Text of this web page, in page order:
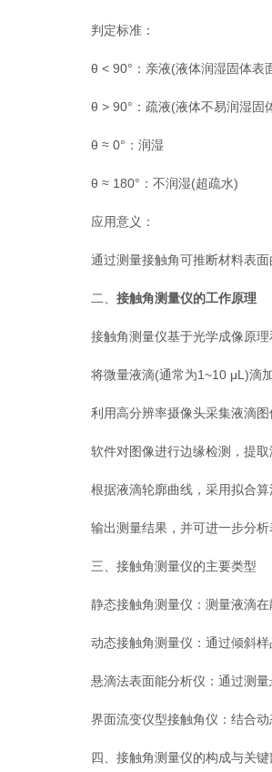
判定标准：
θ < 90°：亲液(液体润湿固体表
θ > 90°：疏液(液体不易润湿固
θ ≈ 0°：润湿
θ ≈ 180°：不润湿(超疏水)
应用意义：
通过测量接触角可推断材料表面
二、 接触角测量仪的工作原理
接触角测量仪基于光学成像原理
将微量液滴(通常为1~10 μL)滴加
利用高分辨率摄像头采集液滴图
软件对图像进行边缘检测，提取
根据液滴轮廓曲线，采用拟合算
输出测量结果，并可进一步分析
三、接触角测量仪的主要类型
静态接触角测量仪：测量液滴在
动态接触角测量仪：通过倾斜样
悬滴法表面能分析仪：通过测量
界面流变仪型接触角仪：结合动
四、接触角测量仪的构成与关键